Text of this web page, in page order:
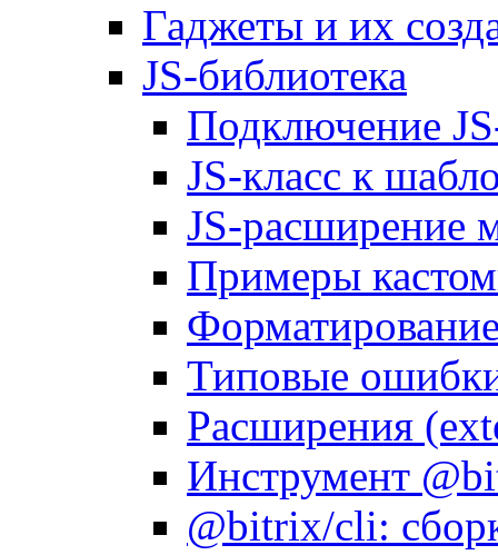
Гаджеты и их
JS-библиотека
Подключение
JS-класс к
JS-расширение
Примеры
Типовые
Расширения
Инструмент
@bitrix/cli: